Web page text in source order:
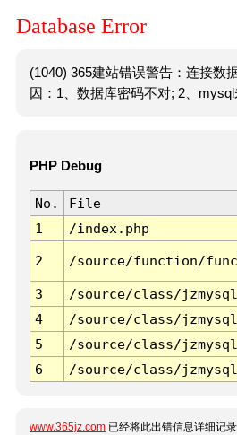
Database Error
(1040) 365建站错误警告：连接数
因：1、数据库密码不对; 2、mysql
PHP Debug
No. File
1
/index.php
2 /source/function/
3 /source/class/
4
/source/class/
5
/source/class/
6
/source/class/
www.365jz.com 已经将此出错信息详细记